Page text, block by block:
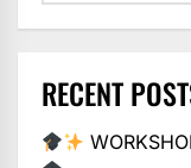
RECENT